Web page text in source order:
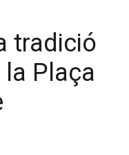
tradició
Plaça